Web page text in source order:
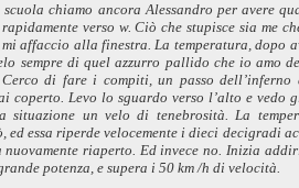
scuola chiamo ancora Alessandro per avere
verso w. Ciò che stupisce sia me
affaccio alla finestra. La temperatura, dopo
sempre di quel azzurro pallido che io amo
di fare i compiti, un passo
coperto. Levo lo sguardo verso l’alto e
situazione un velo di tenebrosità. La
ed essa riperde velocemente i dieci
riaperto. Ed invece no. Inizia
potenza, e supera i 50 km/h di velocità.